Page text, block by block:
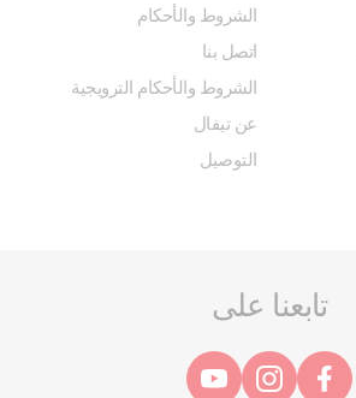
الشروط والأحكام
اتصل بنا
الشروط والأحكام الترويجية
عن تيفال
التوصيل
تابعنا على